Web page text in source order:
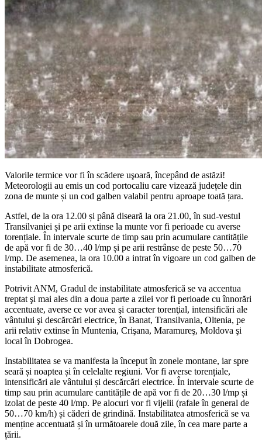
Valorile termice vor fi în scădere uşoară, începând de astăzi!
Meteorologii au emis un cod portocaliu care vizează județele din
zona de munte și un cod galben valabil pentru aproape toată țara.
Astfel, de la ora 12.00 și până diseară la ora 21.00, în sud-vestul
Transilvaniei și pe arii extinse la munte vor fi perioade cu averse
torențiale. În intervale scurte de timp sau prin acumulare cantitățile
de apă vor fi de 30…40 l/mp și pe arii restrânse de peste 50…70
l/mp. De asemenea, la ora 10.00 a intrat în vigoare un cod galben de
instabilitate atmosferică.
Potrivit ANM, Gradul de instabilitate atmosferică se va accentua
treptat şi mai ales din a doua parte a zilei vor fi perioade cu înnorări
accentuate, averse ce vor avea şi caracter torenţial, intensificări ale
vântului şi descărcări electrice, în Banat, Transilvania, Oltenia, pe
arii relativ extinse în Muntenia, Crişana, Maramureş, Moldova şi
local în Dobrogea.
Instabilitatea se va manifesta la început în zonele montane, iar spre
seară și noaptea și în celelalte regiuni. Vor fi averse torențiale,
intensificări ale vântului și descărcări electrice. În intervale scurte de
timp sau prin acumulare cantitățile de apă vor fi de 20…30 l/mp și
izolat de peste 40 l/mp. Pe alocuri vor fi vijelii (rafale în general de
50…70 km/h) și căderi de grindină. Instabilitatea atmosferică se va
menține accentuată și în următoarele două zile, în cea mare parte a
țării.